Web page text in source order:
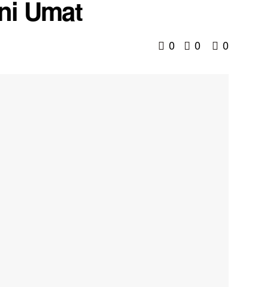
Umat
0 0 0